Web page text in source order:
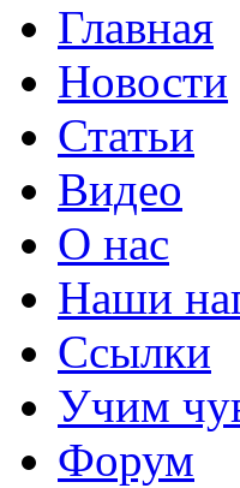
Главная
Новости
Статьи
Видео
О нас
Наши
Ссылки
Учим
Форум